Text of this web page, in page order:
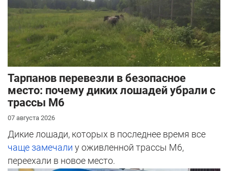
Тарпанов перевезли в безопасное
место: почему диких лошадей убрали с
трассы М6
07 августа 2026
Дикие лошади, которых в последнее время все
чаще замечали у оживленной трассы М6,
переехали в новое место.